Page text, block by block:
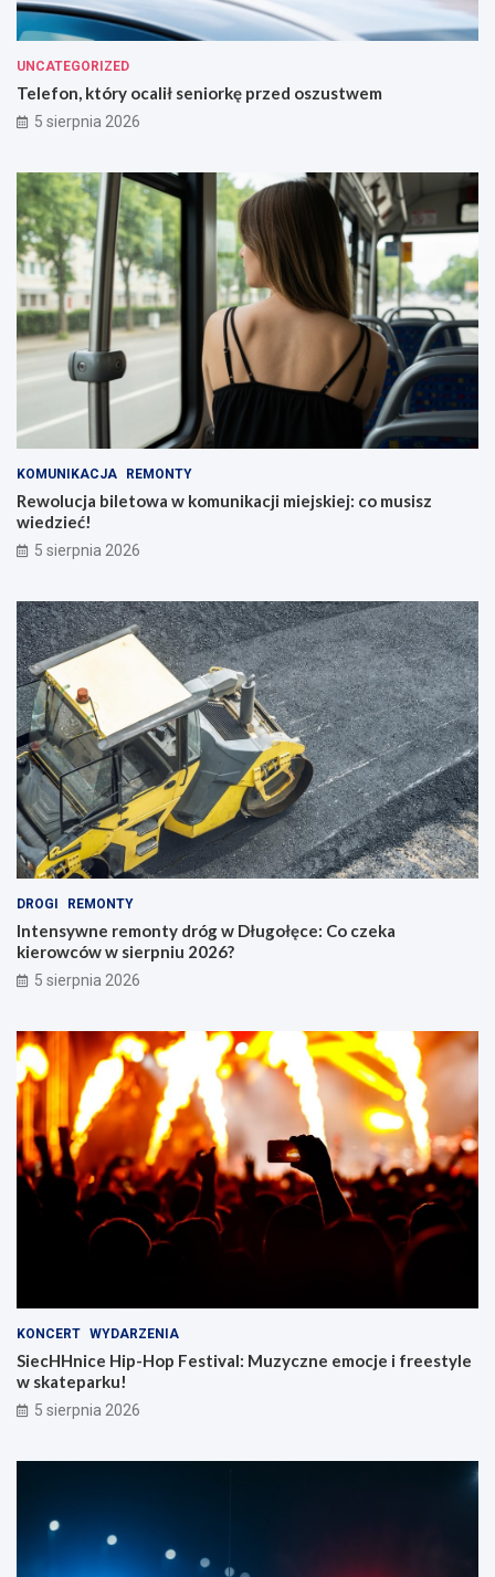
UNCATEGORIZED
Telefon, który ocalił seniorkę przed oszustwem
5 sierpnia 2026
KOMUNIKACJA REMONTY
Rewolucja biletowa w komunikacji miejskiej: co musisz
wiedzieć!
5 sierpnia 2026
DROGI REMONTY
Intensywne remonty dróg w Długołęce: Co czeka
kierowców w sierpniu 2026?
5 sierpnia 2026
KONCERT WYDARZENIA
SiecHHnice Hip-Hop Festival: Muzyczne emocje i freestyle
w skateparku!
5 sierpnia 2026